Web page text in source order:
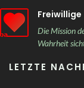
Freiwillige
Die Mission
Wahrheit
LETZTE